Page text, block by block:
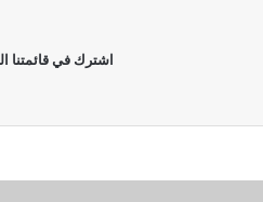
اشترك في قائمتنا